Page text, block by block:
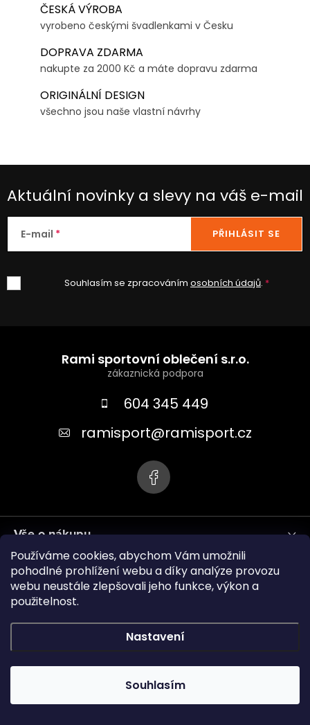
Používáme cookies, abychom Vám umožnili
pohodlné prohlížení webu a díky analýze provozu
webu neustále zlepšovali jeho funkce, výkon a
použitelnost.
Nastavení
Souhlasím
ČESKÁ VÝROBA
vyrobeno českými švadlenkami v Česku
DOPRAVA ZDARMA
nakupte za 2000 Kč a máte dopravu zdarma
ORIGINÁLNÍ DESIGN
všechno jsou naše vlastní návrhy
Aktuální novinky a slevy na váš e-mail
E-mail
Souhlasím se zpracováním osobních údajů.
PŘIHLÁSIT SE
Rami sportovní oblečení s.r.o.
604 345 449
ramisport@ramisport.cz
Vše o nákupu
Informace pro vás
Copyright 2026RAMISPORT. Všechna práva vyhrazena.